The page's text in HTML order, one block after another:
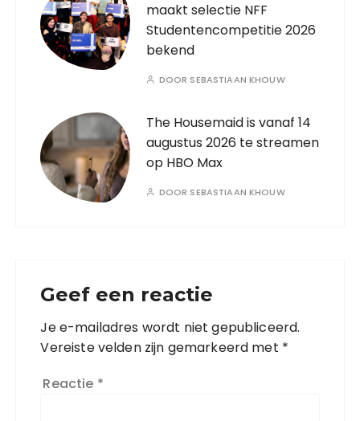
maakt selectie NFF
Studentencompetitie 2026
bekend
DOOR SEBASTIAAN KHOUW
The Housemaid is vanaf 14
augustus 2026 te streamen
op HBO Max
DOOR SEBASTIAAN KHOUW
Geef een reactie
Je e-mailadres wordt niet gepubliceerd.
Vereiste velden zijn gemarkeerd met *
Reactie *